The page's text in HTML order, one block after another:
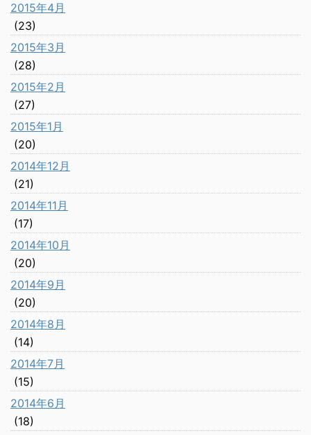
2015年4月
(23)
2015年3月
(28)
2015年2月
(27)
2015年1月
(20)
2014年12月
(21)
2014年11月
(17)
2014年10月
(20)
2014年9月
(20)
2014年8月
(14)
2014年7月
(15)
2014年6月
(18)